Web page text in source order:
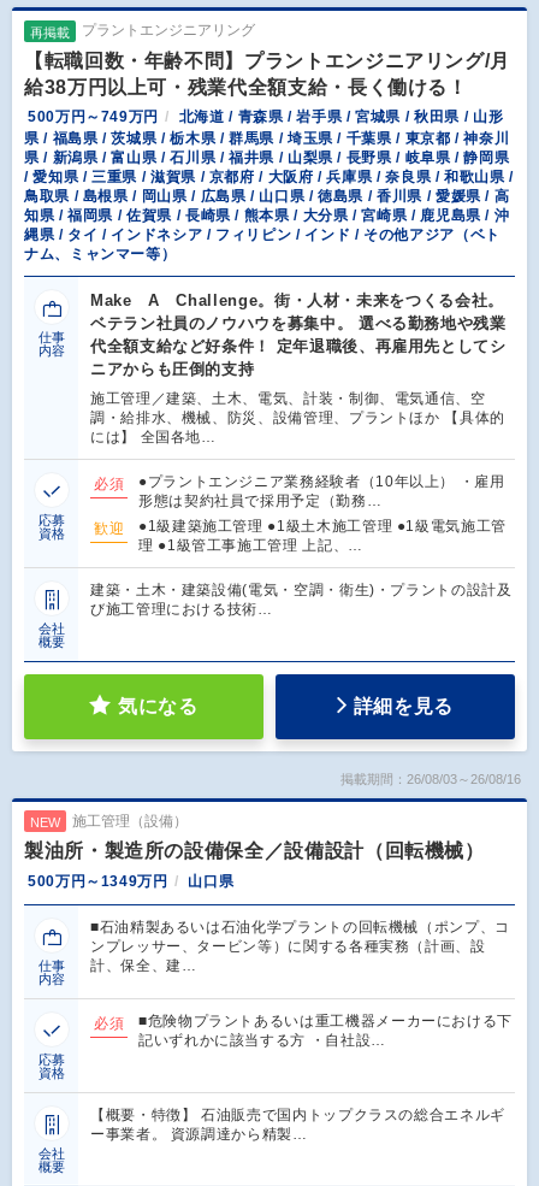
再掲載 プラントエンジニアリング
【転職回数・年齢不問】プラントエンジニアリング/月
給38万円以上可・残業代全額支給・長く働ける！
500万円～749万円
北海道 / 青森県 / 岩手県 / 宮城県 / 秋田県 / 山形
県 / 福島県 / 茨城県 / 栃木県 / 群馬県 / 埼玉県 / 千葉県 / 東京都 / 神奈川
県 / 新潟県 / 富山県 / 石川県 / 福井県 / 山梨県 / 長野県 / 岐阜県 / 静岡県
/ 愛知県 / 三重県 / 滋賀県 / 京都府 / 大阪府 / 兵庫県 / 奈良県 / 和歌山県 /
鳥取県 / 島根県 / 岡山県 / 広島県 / 山口県 / 徳島県 / 香川県 / 愛媛県 / 高
知県 / 福岡県 / 佐賀県 / 長崎県 / 熊本県 / 大分県 / 宮崎県 / 鹿児島県 / 沖
縄県 / タイ / インドネシア / フィリピン / インド / その他アジア（ベト
ナム、ミャンマー等）
仕事
内容
Make A Challenge。街・人材・未来をつくる会社。
ベテラン社員のノウハウを募集中。 選べる勤務地や残業
代全額支給など好条件！ 定年退職後、再雇用先としてシ
ニアからも圧倒的支持
施工管理／建築、土木、電気、計装・制御、電気通信、空
調・給排水、機械、防災、設備管理、プラントほか 【具体的
には】 全国各地…
応募
資格
必須
●プラントエンジニア業務経験者（10年以上） ・雇用
形態は契約社員で採用予定（勤務…
歓迎
●1級建築施工管理 ●1級土木施工管理 ●1級電気施工管
理 ●1級管工事施工管理 上記、…
会社
概要
建築・土木・建築設備(電気・空調・衛生)・プラントの設計及
び施工管理における技術…
気になる 詳細を見る
掲載期間：26/08/03～26/08/16
NEW 施工管理（設備）
製油所・製造所の設備保全／設備設計（回転機械）
500万円～1349万円 山口県
仕事
内容
■石油精製あるいは石油化学プラントの回転機械（ポンプ、コ
ンプレッサー、タービン等）に関する各種実務（計画、設
計、保全、建…
応募
資格
必須
■危険物プラントあるいは重工機器メーカーにおける下
記いずれかに該当する方 ・自社設…
会社
概要
【概要・特徴】 石油販売で国内トップクラスの総合エネルギ
ー事業者。 資源調達から精製…